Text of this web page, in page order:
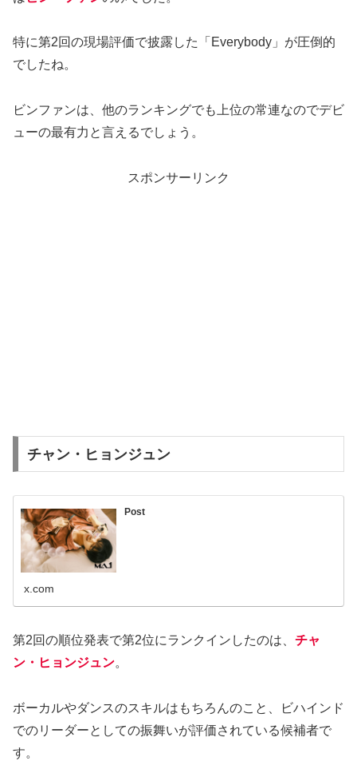
特に第2回の現場評価で披露した「Everybody」が圧倒的
でしたね。
ビンファンは、他のランキングでも上位の常連なのでデビ
ューの最有力と言えるでしょう。
スポンサーリンク
チャン・ヒョンジュン
Post
x.com
第2回の順位発表で第2位にランクインしたのは、 チャ
ン・ヒョンジュン。
ボーカルやダンスのスキルはもちろんのこと、ビハインド
でのリーダーとしての振舞いが評価されている候補者で
す。